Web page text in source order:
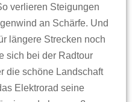
verlieren Steigungen
an Schärfe. Und
längere Strecken noch
sich bei der Radtour
die schöne Landschaft
Elektrorad seine